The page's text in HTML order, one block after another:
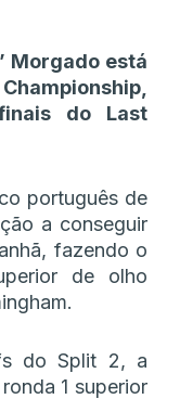
Morgado está
do Last
português de
a conseguir
fazendo o
de olho
do Split 2, a
1 superior